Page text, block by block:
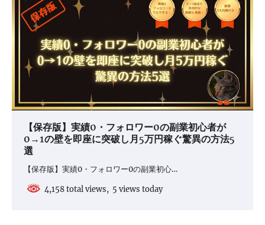
【保存版】実績0・フォロワー0の副業初心者が
0→1の壁を即座に突破し月5万円稼ぐ驚異の方法5
選
【保存版】実績0・フォロワー0の副業初心…
4,158 total views, 5 views today